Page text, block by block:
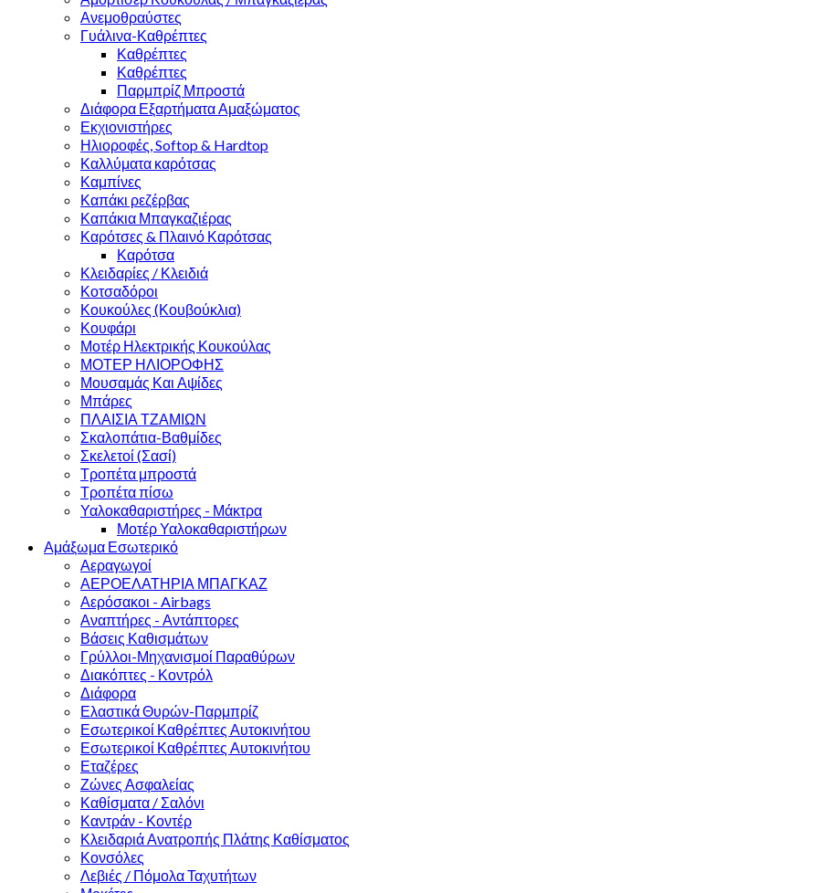
Ανεμοθραύστες
Γυάλινα-Καθρέπτες
Καθρέπτες
Καθρέπτες
Παρμπρίζ Μπροστά
Διάφορα Εξαρτήματα Αμαξώματος
Εκχιονιστήρες
Ηλιοροφές, Softop & Hardtop
Καλλύματα καρότσας
Καμπίνες
Καπάκι ρεζέρβας
Καπάκια Μπαγκαζιέρας
Καρότσες & Πλαινό Καρότσας
Καρότσα
Κλειδαρίες / Κλειδιά
Κοτσαδόροι
Κουκούλες (Κουβούκλια)
Κουφάρι
Μοτέρ Ηλεκτρικής Κουκούλας
ΜΟΤΕΡ ΗΛΙΟΡΟΦΗΣ
Μουσαμάς Και Αψίδες
Μπάρες
ΠΛΑΙΣΙΑ ΤΖΑΜΙΩΝ
Σκαλοπάτια-Βαθμίδες
Σκελετοί (Σασί)
Τροπέτα μπροστά
Τροπέτα πίσω
Υαλοκαθαριστήρες - Μάκτρα
Μοτέρ Υαλοκαθαριστήρων
Αμάξωμα Εσωτερικό
Αεραγωγοί
ΑΕΡΟΕΛΑΤΗΡΙΑ ΜΠΑΓΚΑΖ
Αερόσακοι - Airbags
Αναπτήρες - Αντάπτορες
Βάσεις Καθισμάτων
Γρύλλοι-Μηχανισμοί Παραθύρων
Διακόπτες - Κοντρόλ
Διάφορα
Ελαστικά Θυρών-Παρμπρίζ
Εσωτερικοί Καθρέπτες Αυτοκινήτου
Εσωτερικοί Καθρέπτες Αυτοκινήτου
Εταζέρες
Ζώνες Ασφαλείας
Καθίσματα / Σαλόνι
Καντράν - Κοντέρ
Κλειδαριά Ανατροπής Πλάτης Καθίσματος
Κονσόλες
Λεβιές / Πόμολα Ταχυτήτων